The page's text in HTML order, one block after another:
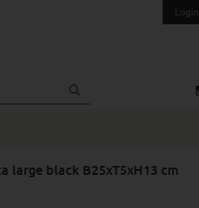
Login
large black B25xT5xH13 cm